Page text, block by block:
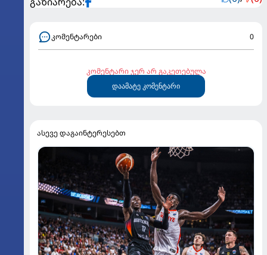
კომენტარები 0
კომენტარი ჯერ არ გაკეთებულა
დაამატე კომენტარი
ასევე დაგაინტერესებთ